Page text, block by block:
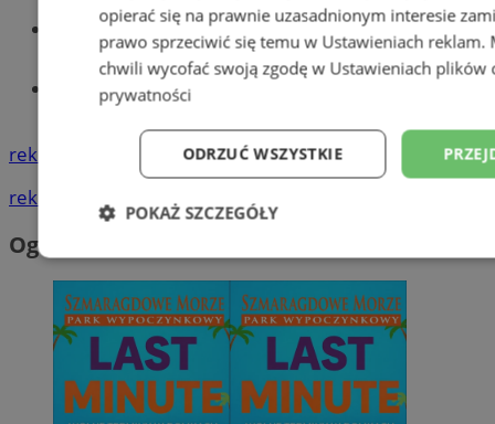
Wiadomości lokalne
Tworzenie stron www - Wodzisław
Śląski
reklama
reklama
Ogłoszenia
opierać się na prawnie uzasadnionym interesie
prawo sprzeciwić się temu w Ustawieniach reklam.
chwili wycofać swoją zgodę w Ustawieniach plików
prywatności
ODRZUĆ WSZYSTKIE
POKAŻ SZCZEGÓŁY
Niezbędne Wydajność
Niesklasyfikowane